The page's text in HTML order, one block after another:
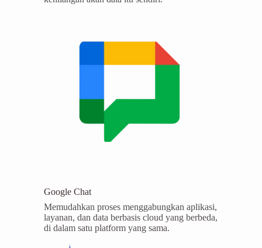
Google Chat
Memudahkan proses menggabungkan aplikasi,
layanan, dan data berbasis cloud yang berbeda,
di dalam satu platform yang sama.